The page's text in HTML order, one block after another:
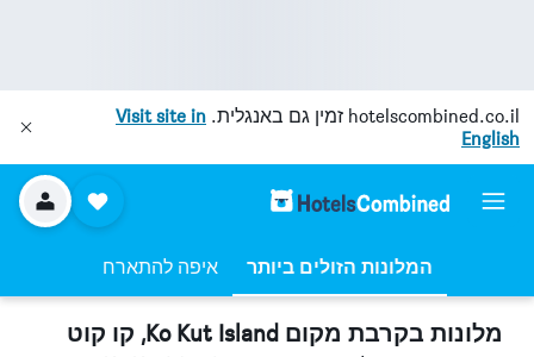
hotelscombined.co.il זמין גם באנגלית. Visit site in
English
המלונות הזולים ביותר איפה להתארח
מלונות בקרבת מקום Ko Kut Island, קו קוט